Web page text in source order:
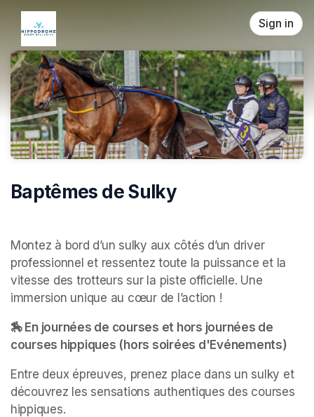
Skip header
Sign in
Baptêmes de Sulky
Montez à bord d’un sulky aux côtés d’un driver
professionnel et ressentez toute la puissance et la
vitesse des trotteurs sur la piste officielle. Une
immersion unique au cœur de l’action !
🏇 En journées de courses et hors journées de
courses hippiques (hors soirées d'Evénements)
Entre deux épreuves, prenez place dans un sulky et
découvrez les sensations authentiques des courses
hippiques.